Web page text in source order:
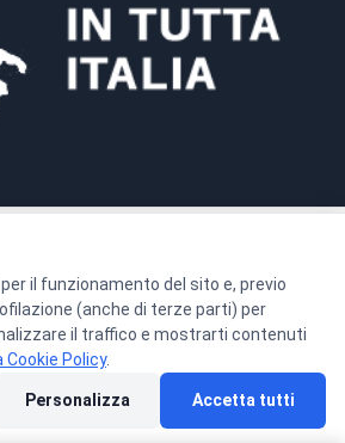
con crittografia SSL a 128 bit
VenditaCookie Policy Preferenze cookie
il funzionamento del sito e, previo
(anche di terze parti) per
il traffico e mostrarti contenuti
Cookie Policy.
Personalizza Accetta tutti